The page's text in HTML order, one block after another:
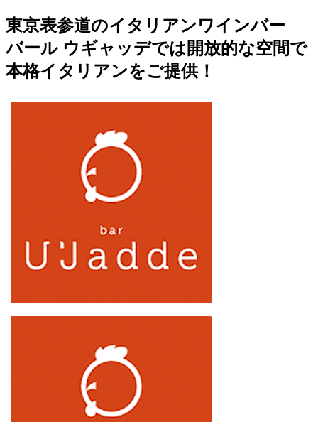
東京表参道のイタリアンワインバー
バール ウギャッデでは開放的な空間で
本格イタリアンをご提供！